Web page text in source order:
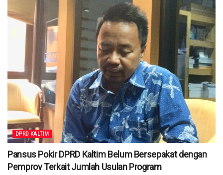
DPRD KALTIM
Pansus Pokir DPRD Kaltim Belum Bersepakat dengan
Pemprov Terkait Jumlah Usulan Program